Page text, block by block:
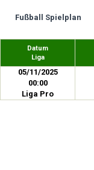
Fußball Spielplan
Datum
Liga
05/11/2025
00:00
Liga Pro